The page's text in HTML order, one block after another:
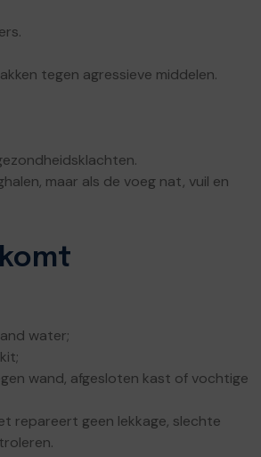
tegen agressieve middelen.
maar als de voeg nat, vuil en
water;
wand, afgesloten kast of vochtige
repareert geen lekkage, slechte